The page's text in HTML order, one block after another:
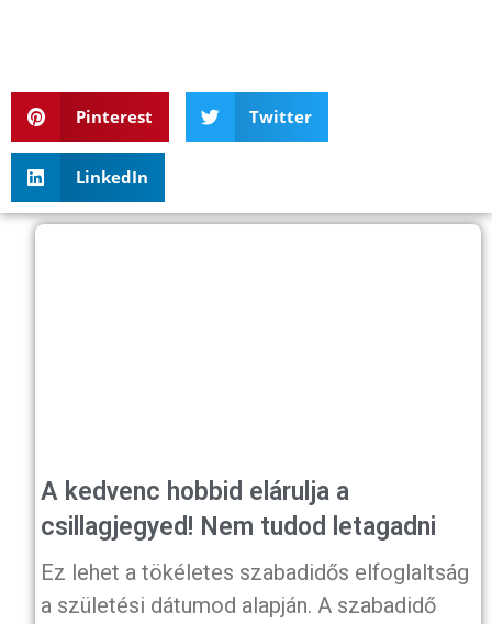
Pinterest Twitter
LinkedIn
A kedvenc hobbid elárulja a
csillagjegyed! Nem tudod letagadni
Ez lehet a tökéletes szabadidős elfoglaltság
a születési dátumod alapján. A szabadidő